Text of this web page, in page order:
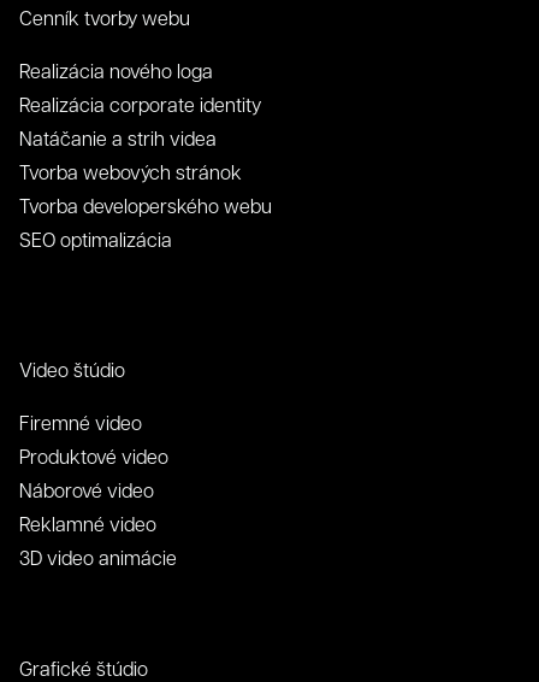
Cenník tvorby webu
Realizácia nového loga
Realizácia corporate identity
Natáčanie a strih videa
Tvorba webových stránok
Tvorba developerského webu
SEO optimalizácia
Video štúdio
Firemné video
Produktové video
Náborové video
Reklamné video
3D video animácie
Grafické štúdio